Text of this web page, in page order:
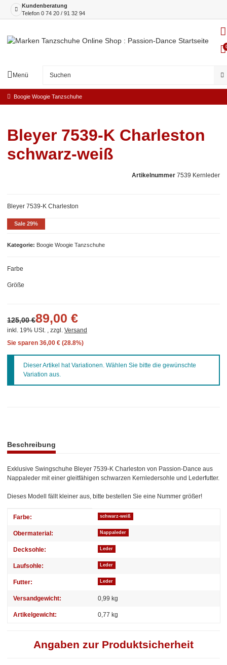
Kundenberatung
Telefon 0 74 20 / 91 32 94
Menü
Boogie Woogie Tanzschuhe
Sale 29%
Bleyer 7539-K Charleston
schwarz-weiß
Artikelnummer 7539 Kernleder
Kategorie Boogie Woogie Tanzschuhe
Bleyer 7539-K Charleston
Farbe
Größe
89,00 €
125,00 €
inkl. 19% USt. , zzgl. Versand
Sie sparen 36,00 € (28.8%)
xDieser Artikel hat Variationen. Wählen Sie bitte die gewünschte
Variation aus.
Beschreibung
Exklusive Swingschuhe Bleyer 7539-K Charleston von Passion-Dance aus
Nappaleder mit einer gleitfähigen schwarzen Kernledersohle und Lederfutter.
Dieses Modell fällt kleiner aus, bitte bestellen Sie eine Nummer größer!
Produkteigenschaft
Wert
Farbe: schwarz-weiß
Obermaterial: Nappaleder
Decksohle: Leder
Laufsohle: Leder
Futter: Leder
Versandgewicht: 0,99 kg
Artikelgewicht: 0,77 kg
Angaben zur Produktsicherheit